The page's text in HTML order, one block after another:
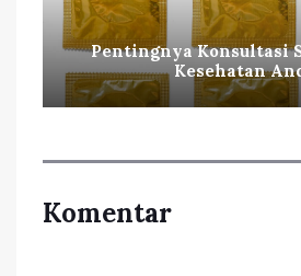
Pentingnya Konsultasi
Kesehatan
Komentar